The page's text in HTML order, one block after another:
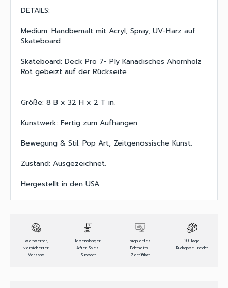
DETAILS:
Medium: Handbemalt mit Acryl, Spray, UV-Harz auf
Skateboard
Skateboard: Deck Pro 7- Ply Kanadisches Ahornholz
Rot gebeizt auf der Rückseite
Größe: 8 B x 32 H x 2 T in.
Kunstwerk: Fertig zum Aufhängen
Bewegung & Stil: Pop Art, Zeitgenössische Kunst.
Zustand: Ausgezeichnet.
Hergestellt in den USA.
weltweiter,
versicherter
Versand
lebenslanger
After-Sales-
Support
signiertes
Echtheits-
Zertifikat
30 Tage
Rückgabe- recht